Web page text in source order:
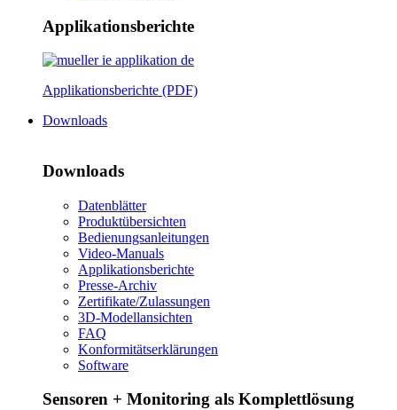
Applikationsberichte
Applikationsberichte (PDF)
Downloads
Downloads
Datenblätter
Produktübersichten
Bedienungsanleitungen
Video-Manuals
Applikationsberichte
Presse-Archiv
Zertifikate/Zulassungen
3D-Modellansichten
FAQ
Konformitätserklärungen
Software
Sensoren + Monitoring als Komplettlösung